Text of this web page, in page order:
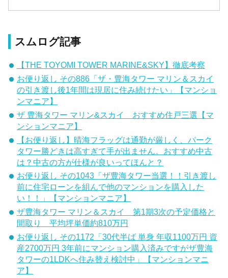
スムログ記事
【THE TOYOMI TOWER MARINE&SKY】徹底考察
お便り返し その886「ザ・豊海タワー マリン＆スカイ
の引き渡し後1年間は現居に住み続けたい」【マンショ
ンマニア】
ザ 豊海タワー マリン&スカイ おすすめ住戸三選【マ
ンションマニア】
【お便り返し】晴海フラッグは通勤が厳しく、パーク
タワー勝どきは高すぎて手が出ません。おすすめ中古
は？中古の方が仕様が良いってほんと？
お便り返し その1043「ザ豊海タワー当選！！引き渡し
前に住宅ローンを組んで他のマンションを購入した
い！！」【マンションマニア】
ザ豊海タワー マリン＆スカイ 第1期3次の予定価格と
間取り 平均坪単価約810万円
お便り返し その1172「30代半ば 単身 年収1100万円 資
産2700万円 3年前にマンション購入済みですがザ豊海
タワーの1LDKへ住み替え検討中」【マンションマニ
ア】